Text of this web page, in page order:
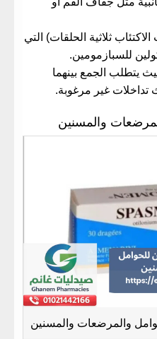
ثلاثية الحلقات) التي
للسبازمومين.
يتطلب الجمع بينهما
غير مرغوبة.
والمسنين
والمرضعات والمسنين